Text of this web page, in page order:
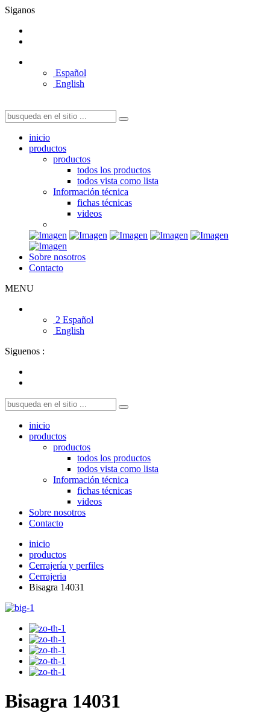
Siganos
Español
English
inicio
productos
productos
todos los productos
todos vista como lista
Información técnica
fichas técnicas
videos
Sobre nosotros
Contacto
MENU
2 Español
English
Siguenos :
inicio
productos
productos
todos los productos
todos vista como lista
Información técnica
fichas técnicas
videos
Sobre nosotros
Contacto
inicio
productos
Cerrajería y perfiles
Cerrajeria
Bisagra 14031
Bisagra 14031